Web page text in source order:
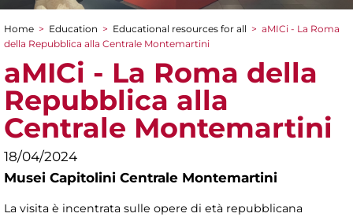
You are here
Home > Education > Educational resources for all > aMICi - La Roma
della Repubblica alla Centrale Montemartini
aMICi - La Roma della
Repubblica alla
Centrale Montemartini
18/04/2024
Musei Capitolini Centrale Montemartini
La visita è incentrata sulle opere di età repubblicana